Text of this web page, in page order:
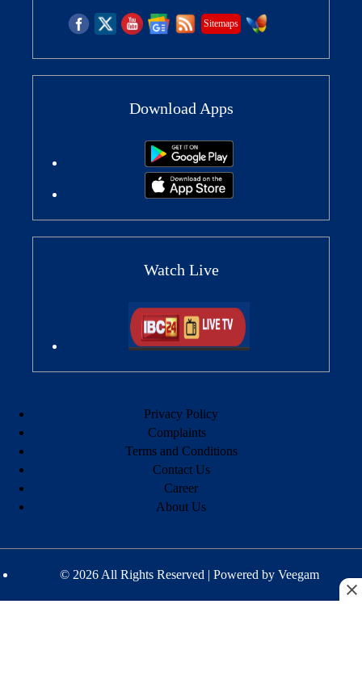
Sitemaps
Download Apps
Watch Live
Privacy Policy
Complaints
Terms and Conditions
Contact Us
Career
About Us
© 2026 All Rights Reserved | Powered by Veegam